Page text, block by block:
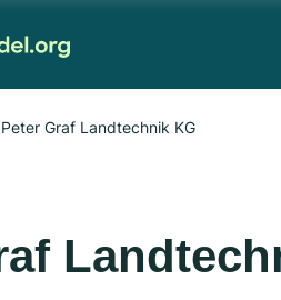
Peter Graf Landtechnik KG